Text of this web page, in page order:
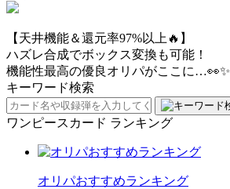
【天井機能＆還元率97%以上🔥】
ハズレ合成でボックス変換も可能！
機能性最高の優良オリパがここに…👀✨
キーワード検索
ワンピースカード ランキング
オリパおすすめランキング